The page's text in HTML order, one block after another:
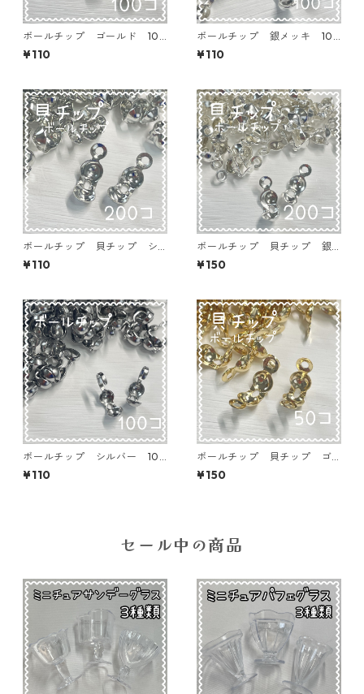
ボールチップ ゴールド 100
個入り 9×4㎜【BT-GLD0
2】
¥110
ボールチップ 銀メッキ 100
個入り 9×4㎜【BT-SIL05】
¥110
ボールチップ 貝チップ シ
ルバー 200個入り 8×4㎜
【BT-SIL04】
¥110
ボールチップ 貝チップ 銀
メッキ 200個入り 8×4㎜
【BT-SIL03】
¥150
ボールチップ シルバー 100
個入り 9×4㎜【BT-SIL02】
¥110
ボールチップ 貝チップ ゴ
ールド 50個入り 8×4㎜【B
T-GLD01】
¥150
セール中の商品